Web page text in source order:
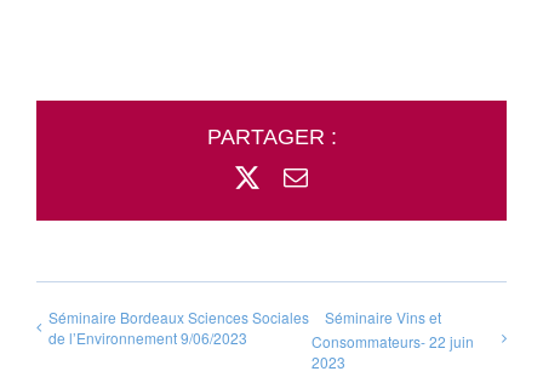
PARTAGER :
Email
Séminaire Bordeaux Sciences Sociales
de l’Environnement 9/06/2023
Séminaire Vins et
Consommateurs- 22 juin
2023